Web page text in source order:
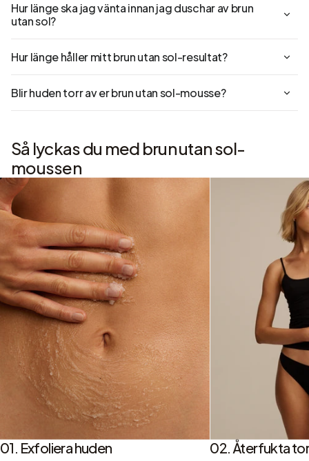
Hur länge ska jag vänta innan jag duschar av brun
utan sol?
Hur länge håller mitt brun utan sol-resultat?
Blir huden torr av er brun utan sol-mousse?
Så lyckas du med brun utan sol-
moussen
01. Exfoliera huden 02. Återfukta